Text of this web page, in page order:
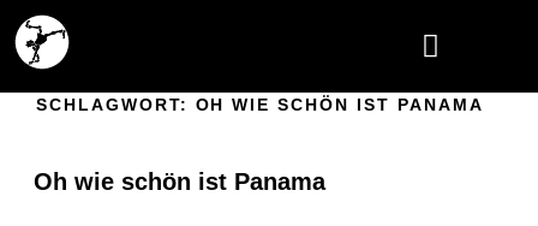
SCHLAGWORT: OH WIE SCHÖN IST PANAMA
Oh wie schön ist Panama